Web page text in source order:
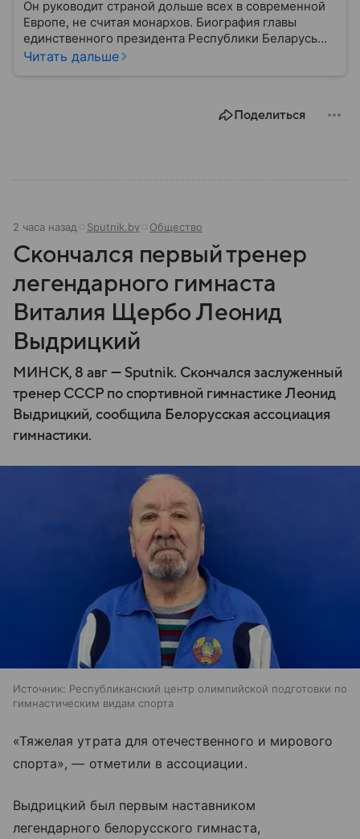
Он руководит страной дольше всех в современной
Европе, не считая монархов. Биография главы
единственного президента Республики Беларусь
Александра Лукашенко — в материале.
Читать дальше
Поделиться
2 часа назад Sputnik.by Общество
Скончался первый тренер
легендарного гимнаста
Виталия Щербо Леонид
Выдрицкий
МИНСК, 8 авг — Sputnik. Скончался заслуженный
тренер СССР по спортивной гимнастике Леонид
Выдрицкий, сообщила Белорусская ассоциация
гимнастики.
Источник: Республиканский центр олимпийской подготовки по
гимнастическим видам спорта
«Тяжелая утрата для отечественного и мирового
спорта», — отметили в ассоциации.
Выдрицкий был первым наставником
легендарного белорусского гимнаста,